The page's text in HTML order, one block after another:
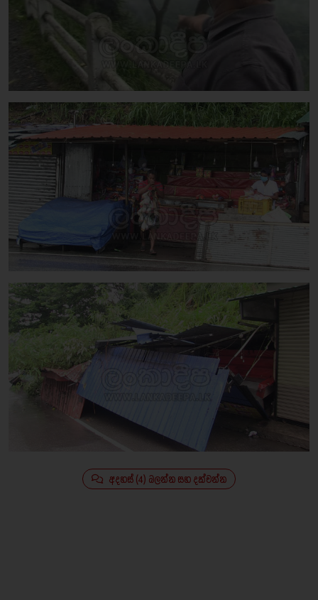
අදහස් (4) බලන්න සහ දක්වන්න